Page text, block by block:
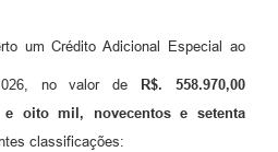
um Crédito Adicional Especial ao
no valor de
R$. 558.970,00
e oito mil, novecentos e setenta
classificações: